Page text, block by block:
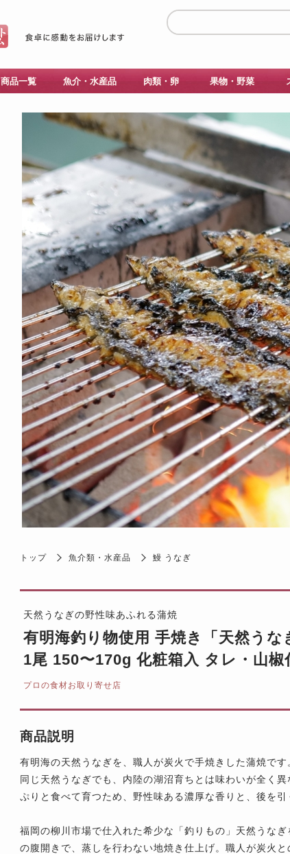
商品一覧 魚介・水産品 肉類・卵 果物・野菜
トップ 魚介類・水産品 鰻 うなぎ
天然うなぎの野性味あふれる蒲焼
有明海釣り物使用 手焼き「天然う
1尾 150〜170g 化粧箱入 タレ・山
プロの食材お取り寄せ店
商品説明
有明海の天然うなぎを、職人が炭火で手焼きした蒲焼です
同じ天然うなぎでも、内陸の湖沼育ちとは味わいが全く
ぷりと食べて育つため、野性味ある濃厚な香りと、後を引
福岡の柳川市場で仕入れた希少な「釣りもの」天然うな
の腹開きで、蒸しを行わない地焼き仕上げ。職人が炭火